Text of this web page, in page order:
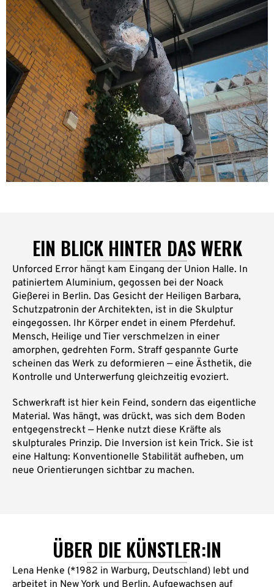
EIN BLICK HINTER DAS WERK
Unforced Error hängt kam Eingang der Union Halle. In
patiniertem Aluminium, gegossen bei der Noack
Gießerei in Berlin. Das Gesicht der Heiligen Barbara,
Schutzpatronin der Architekten, ist in die Skulptur
eingegossen. Ihr Körper endet in einem Pferdehuf.
Mensch, Heilige und Tier verschmelzen in einer
amorphen, gedrehten Form. Straff gespannte Gurte
scheinen das Werk zu deformieren — eine Ästhetik, die
Kontrolle und Unterwerfung gleichzeitig evoziert.
Schwerkraft ist hier kein Feind, sondern das eigentliche
Material. Was hängt, was drückt, was sich dem Boden
entgegenstreckt — Henke nutzt diese Kräfte als
skulpturales Prinzip. Die Inversion ist kein Trick. Sie ist
eine Haltung: Konventionelle Stabilität aufheben, um
neue Orientierungen sichtbar zu machen.
ÜBER DIE KÜNSTLER:IN
Lena Henke (*1982 in Warburg, Deutschland) lebt und
arbeitet in New York und Berlin. Aufgewachsen auf